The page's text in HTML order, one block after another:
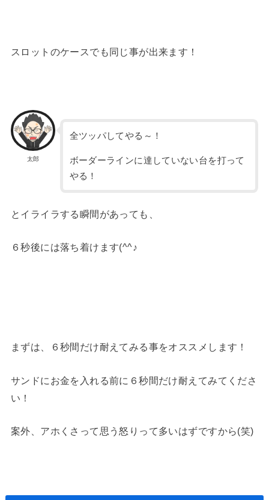
スロットのケースでも同じ事が出来ます！
太郎
全ツッパしてやる～！
ボーダーラインに達していない台を打って
やる！
とイライラする瞬間があっても、
６秒後には落ち着けます(^^♪
まずは、６秒間だけ耐えてみる事をオススメします！
サンドにお金を入れる前に６秒間だけ耐えてみてくださ
い！
案外、アホくさって思う怒りって多いはずですから(笑)